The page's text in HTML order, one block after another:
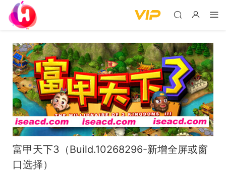
富甲天下3（Build.10268296-新增全屏或窗
口选择）